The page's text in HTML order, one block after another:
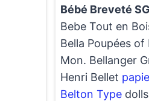
Bébé Breveté
Bebe Tout en
Bella Poupées
Mon. Bellanger
Henri Bellet
Belton Type